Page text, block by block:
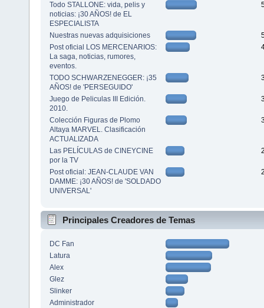
Todo STALLONE: vida, pelis y
noticias: ¡30 AÑOS! de EL
ESPECIALISTA
Nuestras nuevas adquisiciones
Post oficial LOS MERCENARIOS:
La saga, noticias, rumores,
eventos.
TODO SCHWARZENEGGER: ¡35
AÑOS! de 'PERSEGUIDO'
Juego de Peliculas III Edición.
2010.
Colección Figuras de Plomo
Altaya MARVEL. Clasificación
ACTUALIZADA
Las PELÍCULAS de CINEYCINE
por la TV
Post oficial: JEAN-CLAUDE VAN
DAMME: ¡30 AÑOS! de 'SOLDADO
UNIVERSAL'
Principales Creadores de Temas
DC Fan
Latura
Alex
Glez
Slinker
Administrador